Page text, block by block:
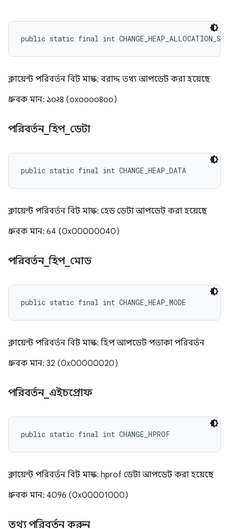
public static final int
ক্লায়েন্ট পরিবর্তন বিট মাস্ক: বরাদ্দ তথ্য আপডেট করা হয়েছে
ধ্রুবক মান: ১০২৪ (০x০০০০৪০০)
পরিবর্তন_হিপ_ ডেটা
public static final int CHANGE_HEAP_DATA
ক্লায়েন্ট পরিবর্তন বিট মাস্ক: হেড ডেটা আপডেট করা হয়েছে
ধ্রুবক মান: 64 (0x00000040)
পরিবর্তন_হিপ_ মোড
public static final int CHANGE_HEAP_MODE
ক্লায়েন্ট পরিবর্তন বিট মাস্ক: হিপ আপডেট পতাকা পরিবর্তন
ধ্রুবক মান: 32 (0x00000020)
পরিবর্তন_ এইচপ্রোফ
public static final int CHANGE_HPROF
ক্লায়েন্ট পরিবর্তন বিট মাস্ক: hprof ডেটা আপডেট করা হয়েছে
ধ্রুবক মান: 4096 (0x00001000)
তথ্য পরিবর্তন করুন